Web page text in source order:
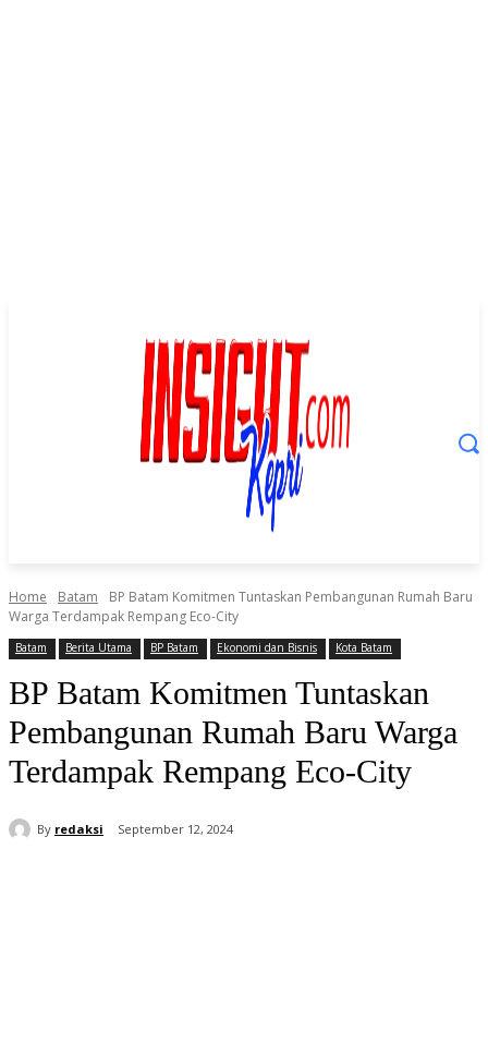
Home Batam
BP Batam Komitmen Tuntaskan Pembangunan Rumah Baru
Warga Terdampak Rempang Eco-City
Batam Berita Utama BP Batam Ekonomi dan Bisnis Kota Batam
BP Batam Komitmen Tuntaskan
Pembangunan Rumah Baru Warga
Terdampak Rempang Eco-City
By redaksi September 12, 2024